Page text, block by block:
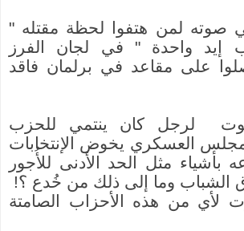
لمن هتفوا لحظة مقتله "
إيد واحدة " في لجان الفرز
على مقاعد في برلمان فاقد
لرجل كان ينتمي للحزب
العسكري يخوض الإنتخابات
بأشياء مثل الحد الأدنى للأُجور
الشباب وما إلى ذلك من خُدع ؟!
من هذه الأحزاب الصامتة